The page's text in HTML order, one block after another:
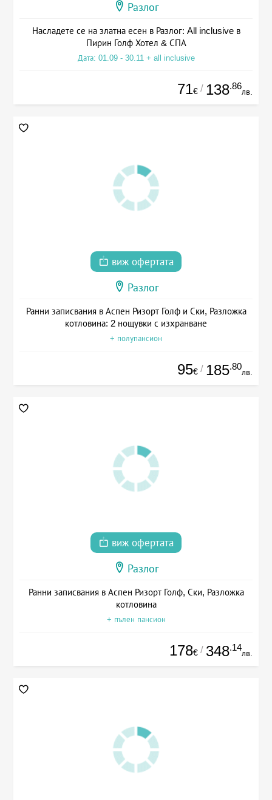
Разлог
Насладете се на златна есен в Разлог: All inclusive в
Пирин Голф Хотел & СПА
Дата: 01.09 - 30.11 + all inclusive
71€ / 138.86
лв.
виж офертата
Разлог
Ранни записвания в Аспен Ризорт Голф и Ски, Разложка
котловина: 2 нощувки с изхранване
+ полупансион
95€ / 185.80
лв.
виж офертата
Разлог
Ранни записвания в Аспен Ризорт Голф, Ски, Разложка
котловина
+ пълен пансион
178€ / 348.14
лв.